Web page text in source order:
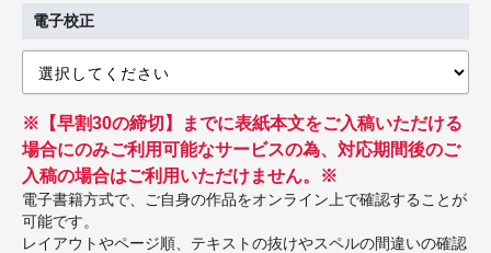
電子校正
※【早割30の締切】までに表紙本文をご入稿いただける
場合にのみご利用可能なサービスの為、対応期間後のご
入稿の場合はご利用いただけません。※
電子書籍方式で、ご自身の作品をオンライン上で確認することが
可能です。
レイアウトやページ順、テキストの抜けやスペルの間違いの確認